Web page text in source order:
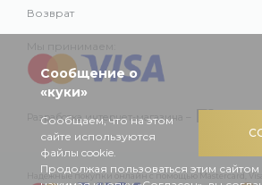
Возврат
Разработка интернет-магазина –
Надежные покупки онлайн с помощью Mastercard,
Сообщение о
«куки»
Сообщаем, что на этом
сайте используются
файлы cookie.
Продолжая пользоваться этим сайтом